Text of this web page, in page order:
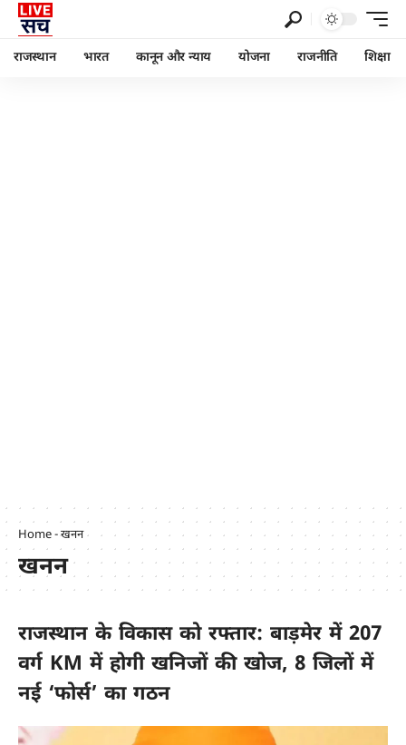
राजस्थान भारत कानून और न्याय योजना राजनीति शिक्षा
Home-खनन
खनन
राजस्थान के विकास को रफ्तार: बाड़मेर में 207
वर्ग KM में होगी खनिजों की खोज, 8 जिलों में
नई ‘फोर्स’ का गठन